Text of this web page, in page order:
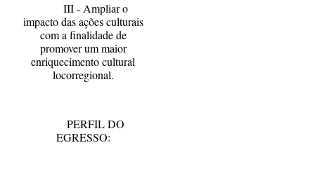
III - Ampliar o
impacto das ações culturais
com a finalidade de
promover um maior
enriquecimento cultural
locorregional.
PERFIL DO
EGRESSO: